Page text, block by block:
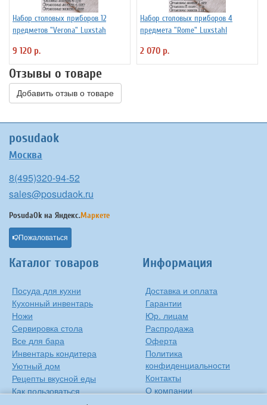
Набор столовых приборов 12
предметов "Verona" Luxstah
9 120 р.
Набор столовых приборов 4
предмета "Rome" Luxstahl
2 070 р.
Отзывы о товаре
Добавить отзыв о товаре
posudaok
Москва
8(495)320-94-52
sales@posudaok.ru
PosudaOk на Яндекс.Маркете
Пожаловаться
Каталог товаров
Посуда для кухни
Кухонный инвентарь
Ножи
Сервировка стола
Все для бара
Инвентарь кондитера
Уютный дом
Рецепты вкусной еды
Как пользоваться
Информация
Доставка и оплата
Гарантии
Юр. лицам
Распродажа
Оферта
Политика
конфиденциальности
Контакты
О компании